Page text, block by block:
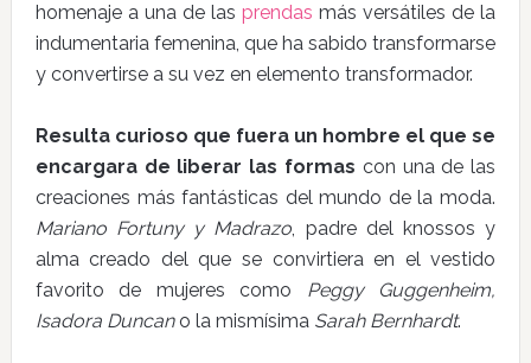
homenaje a una de las prendas más versátiles de la
indumentaria femenina, que ha sabido transformarse
y convertirse a su vez en elemento transformador.
Resulta curioso que fuera un hombre el que se
encargara de liberar las formas con una de las
creaciones más fantásticas del mundo de la moda.
Mariano Fortuny y Madrazo, padre del knossos y
alma creado del que se convirtiera en el vestido
favorito de mujeres como Peggy Guggenheim,
Isadora Duncano la mismísima Sarah Bernhardt.